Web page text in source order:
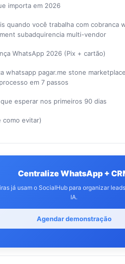
importa em 2026
quando você trabalha com cobranca
subadquirencia multi-vendor
WhatsApp 2026 (Pix + cartão)
whatsapp pagar.me stone
em 7 passos
esperar nos primeiros 90 dias
como evitar)
Centralize WhatsApp +
já usam o SocialHub para organizar
IA.
Agendar demonstração